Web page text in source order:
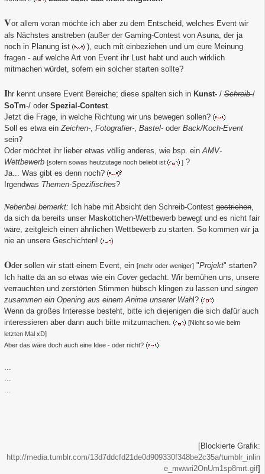
Vor allem voran möchte ich aber zu dem Entscheid, welches Event wir
als Nächstes anstreben (außer der Gaming-Contest von Asuna, der ja
noch in Planung ist
), euch mit einbeziehen und um eure Meinung
fragen - auf welche Art von Event ihr Lust habt und auch wirklich
mitmachen würdet, sofern ein solcher starten sollte?
Ihr kennt unsere Event Bereiche; diese spalten sich in Kunst- / Schreib-/
SoTm-/ oder Spezial-Contest
Jetzt die Frage, in welche Richtung wir uns bewegen sollen?
Soll es etwa ein Zeichen- Fotografier- Bastel- oder Back/Koch-Event
sein?
Oder möchtet ihr lieber etwas völlig anderes, wie bsp. ein AMV-
Wettbewerb [sofern sowas heutzutage noch beliebt ist ] ?
Ja... Was gibt es denn noch?
Irgendwas Themen-Spezifisches?
Nebenbei bemerkt: Ich habe mit Absicht den Schreib-Contest gestrichen
da sich da bereits unser Maskottchen-Wettbewerb bewegt und es nicht fair
wäre, zeitgleich einen ähnlichen Wettbewerb zu starten. So kommen wir ja
nie an unsere Geschichten!
Oder sollen wir statt einem Event, ein [mehr oder weniger] "Projekt" starten?
Ich hatte da an so etwas wie ein Covergedacht. Wir bemühen uns, unsere
verrauchten und zerstörten Stimmen hübsch klingen zu lassen und singen
zusammen ein Opening aus einem Anime unserer Wahl?
Wenn da großes Interesse besteht, bitte ich diejenigen die sich dafür auch
interessieren aber dann auch bitte mitzumachen.
[Nicht so wie beim
letzten Mal xD]
Aber das wäre doch auch eine Idee - oder nicht?
[Blockierte Grafik:
http://media.tumblr.com/13d7ddcfd21de0d909330f348be2c35a/tumblr_inlin
e_mwwri2OnUm1sp8mrt.gif]